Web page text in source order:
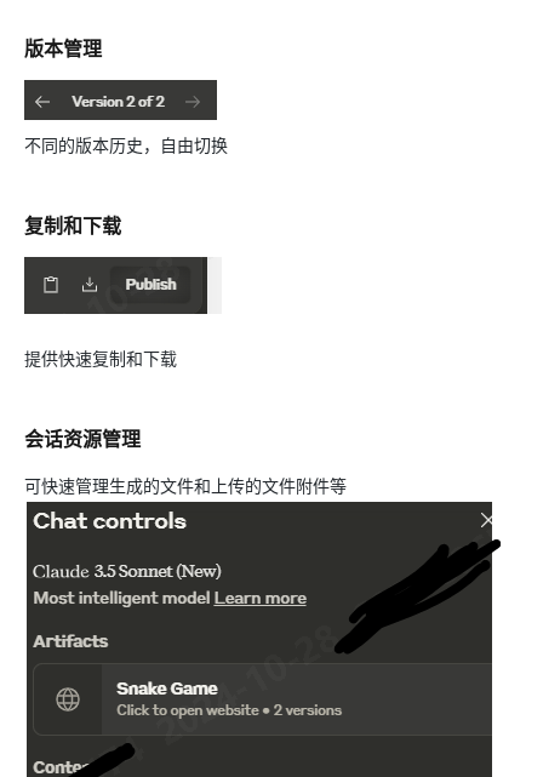
版本管理
不同的版本历史，自由切换
复制和下载
提供快速复制和下载
会话资源管理
可快速管理生成的文件和上传的文件附件等